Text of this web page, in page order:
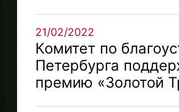
21/02/2022
Комитет по
Петербурга
премию «Золотой